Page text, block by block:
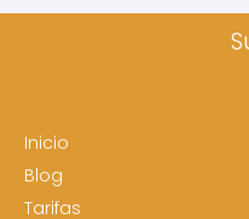
Inicio
Blog
Tarifas